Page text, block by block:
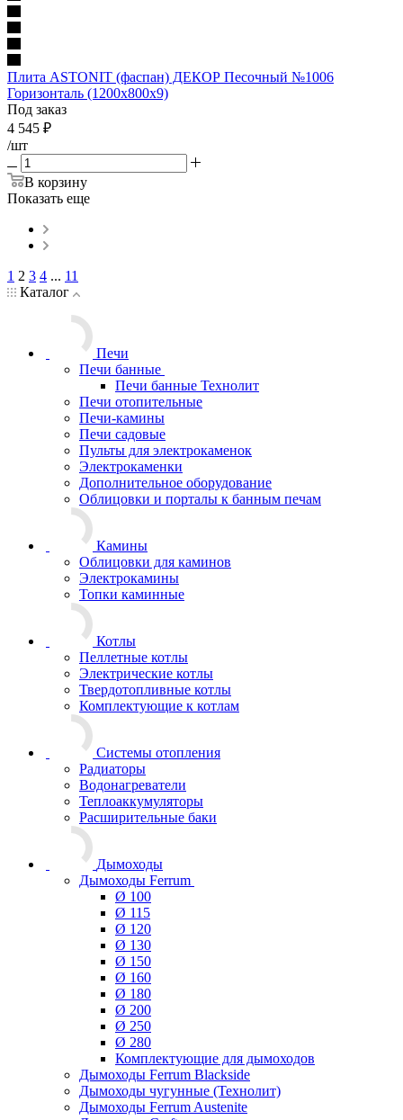
Плита ASTONIT (фаспан) ДЕКОР Песочный №1006
Горизонталь (1200х800х9)
Под заказ
4 545 ₽
/шт
В корзину
Показать еще
1 2 3 4 ... 11
Каталог
Печи
Печи банные
Печи банные Технолит
Печи отопительные
Печи-камины
Печи садовые
Пульты для электрокаменок
Электрокаменки
Дополнительное оборудование
Облицовки и порталы к банным печам
Камины
Облицовки для каминов
Электрокамины
Топки каминные
Котлы
Пеллетные котлы
Электрические котлы
Твердотопливные котлы
Комплектующие к котлам
Системы отопления
Радиаторы
Водонагреватели
Теплоаккумуляторы
Расширительные баки
Дымоходы
Дымоходы Ferrum
Ø 100
Ø 115
Ø 120
Ø 130
Ø 150
Ø 160
Ø 180
Ø 200
Ø 250
Ø 280
Комплектующие для дымоходов
Дымоходы Ferrum Blackside
Дымоходы чугунные (Технолит)
Дымоходы Ferrum Austenite